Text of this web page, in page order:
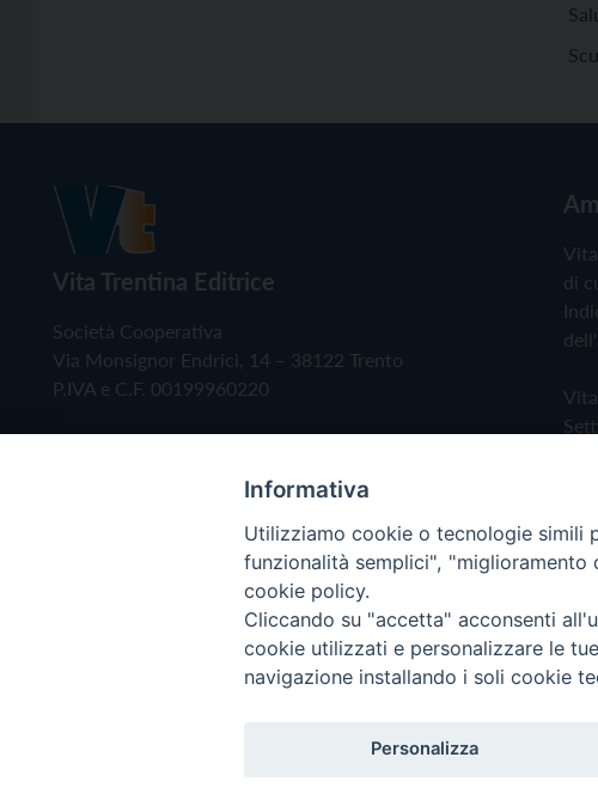
Vita Trentina Editrice
Società Cooperativa
Via Monsignor Endrici, 14 – 38122 Trento
P.IVA e C.F. 00199960220
di
Copyright © 2019 - Tutti i diritti riservati - Vita
Informativa
Utilizziamo cookie o tecnologie simili
funzionalità semplici",
cookie policy.
Cliccando su "accetta" acconsenti
cookie utilizzati e personalizzare le
navigazione installando i soli cookie
Personalizza